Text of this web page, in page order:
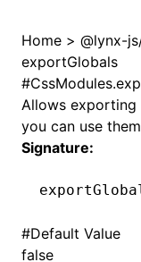
Home > @lynx-
exportGlobals
#
Allows exporting
you can use
Signature:
#Default Value
false